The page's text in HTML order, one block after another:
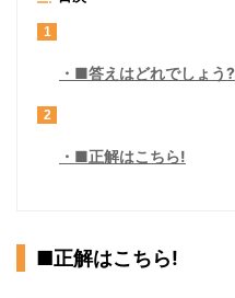
1
■答えはどれでしょう?
2
■正解はこちら!
■正解はこちら!